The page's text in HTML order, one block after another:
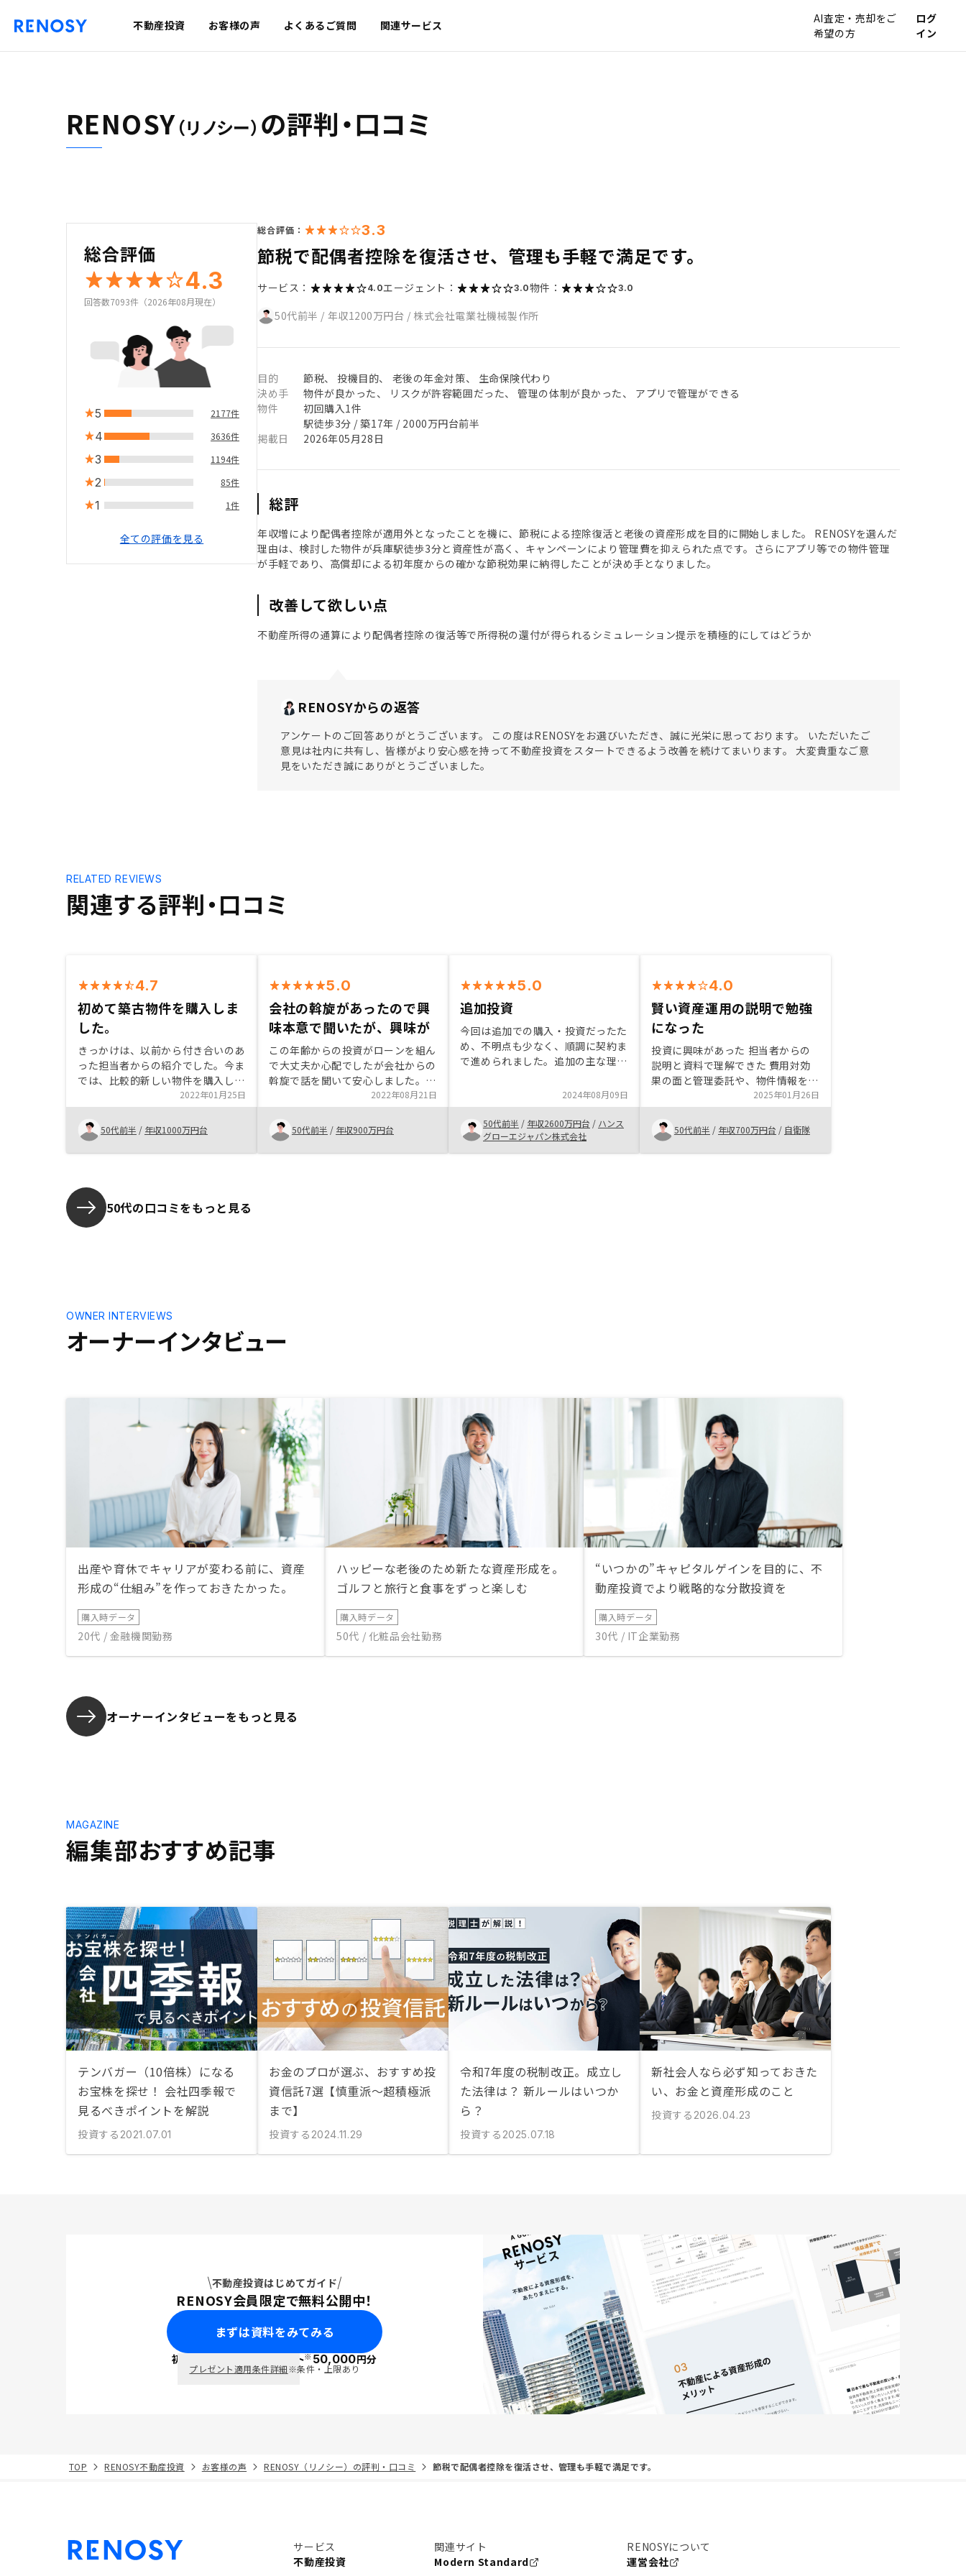
不動産投資 お客様の声 よくあるご質問 関連サービス
AI査定・売却をご
希望の方
ログ
イン
RENOSY（リノシー） の評判・口コミ
総合評価
4.3
回答数7093件（2026年08月現在）
5 2177件
4 3636件
3 1194件
2 85件
1 1件
全ての評価を見る
総合評価： 3.3
節税で配偶者控除を復活させ、管理も手軽で満足です。
サービス： 4.0エージェント： 3.0物件： 3.0
50代前半 / 年収1200万円台 / 株式会社電業社機械製作所
目的
節税、 投機目的、 老後の年金対策、 生命保険代わり
決め手
物件が良かった、 リスクが許容範囲だった、 管理の体制が良かった、 アプリで管理ができる
物件
初回購入1件
駅徒歩3分 / 築17年 / 2000万円台前半
掲載日
2026年05月28日
総評
年収増により配偶者控除が適用外となったことを機に、節税による控除復活と老後の資産形成を目的に開始しました。 RENOSYを選んだ
理由は、検討した物件が兵庫駅徒歩3分と資産性が高く、キャンペーンにより管理費を抑えられた点です。さらにアプリ等での物件管理
が手軽であり、高償却による初年度からの確かな節税効果に納得したことが決め手となりました。
改善して欲しい点
不動産所得の通算により配偶者控除の復活等で所得税の還付が得られるシミュレーション提示を積極的にしてはどうか
RENOSYからの返答
アンケートのご回答ありがとうございます。 この度はRENOSYをお選びいただき、誠に光栄に思っております。 いただいたご
意見は社内に共有し、皆様がより安心感を持って不動産投資をスタートできるよう改善を続けてまいります。 大変貴重なご意
見をいただき誠にありがとうございました。
関連する評判・口コミ
RELATED REVIEWS
4.7
初めて築古物件を購入しま
した。
きっかけは、以前から付き合いのあ
った担当者からの紹介でした。今ま
では、比較的新しい物件を購入して
きましたが、今回は築古の物件(築
30年)で、マスタープランで提案を
受けました。一旦は躊躇し、他の方
が購入申し込みしましたが、申し込
みが取り止めになり、再度検討しま
分かり易く、将来の資産形成がイメ
ージできたことでした。 また、契
約までの手続きが、電子化されてお
り、スムーズに出来たこと、購入後
2022年01月25日
50代前半 / 年収1000万円台
5.0
会社の斡旋があったので興
味本意で聞いたが、興味が
この年齢からの投資がローンを組ん
で大丈夫か心配でしたが会社からの
斡旋で話を聞いて安心しました。
株式投資は、値動きが大きくなるこ
とがあるが、不動産は安定している
と感じた。 契約までの手続きは、
担当者が親切に対応いただき問題な
く契約できてよかった。
2022年08月21日
50代前半 / 年収900万円台
5.0
追加投資
今回は追加での購入・投資だったた
め、不明点も少なく、順調に契約ま
で進められました。追加の主な理由
納得し、決断しました。今までも、
営業担当者の方の的確な説明と回答
が判断理由を大きく占めていました
が、今回も同様です。
2024年08月09日
50代前半 / 年収2600万円台 / ハンス
グローエジャパン株式会社
4.0
賢い資産運用の説明で勉強
になった
投資に興味があった 担当者からの
説明と資料で理解できた 費用対効
果の面と管理委託や、物件情報を考
え、老後の心配もあり、相続面も考
えた結果購入に至った 現在興味を
持った人に勧めている 負担額と未
来的なリターンについて上手く説明
したい契約から運用までの流れをイ
2025年01月26日
50代前半 / 年収700万円台 / 自衛隊
50代の口コミをもっと見る
オーナーインタビュー
OWNER INTERVIEWS
出産や育休でキャリアが変わる前に、資産
形成の“仕組み”を作っておきたかった。
購入時データ
20代 / 金融機関勤務
ハッピーな老後のため新たな資産形成を。
ゴルフと旅行と食事をずっと楽しむ
購入時データ
50代 / 化粧品会社勤務
“いつかの”キャピタルゲインを目的に、不
動産投資でより戦略的な分散投資を
購入時データ
30代 / IT企業勤務
オーナーインタビューをもっと見る
編集部おすすめ記事
MAGAZINE
テンバガー（10倍株）になる
お宝株を探せ！ 会社四季報で
見るべきポイントを解説
投資する 2021.07.01
お金のプロが選ぶ、おすすめ投
資信託7選【慎重派〜超積極派
まで】
投資する 2024.11.29
令和7年度の税制改正。成立し
た法律は？ 新ルールはいつか
ら？
投資する 2025.07.18
新社会人なら必ず知っておきた
い、お金と資産形成のこと
投資する 2026.04.23
不動産投資はじめてガイド
RENOSY会員限定で無料公開中！
まずは資料をみてみる
初回面談で ポイント※50,000円分
プレゼント適用条件詳細※条件・上限あり
TOP RENOSY不動産投資 お客様の声 RENOSY（リノシー）の評判・口コミ 節税で配偶者控除を復活させ、管理も手軽で満足です。
サービス
不動産投資
関連サイト
Modern Standard
RENOSYについて
運営会社